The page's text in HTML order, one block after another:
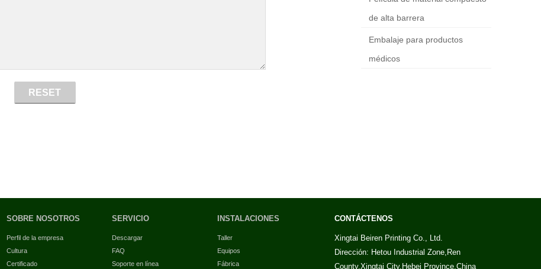
de alta barrera
Embalaje para productos
médicos
SOBRE NOSOTROS
Perfil de la empresa
Cultura
Certificado
SERVICIO
Descargar
FAQ
Soporte en línea
INSTALACIONES
Taller
Equipos
Fábrica
CONTÁCTENOS
Xingtai Beiren Printing Co., Ltd.
Dirección: Hetou Industrial Zone,Ren
County,Xingtai City,Hebei Province,China